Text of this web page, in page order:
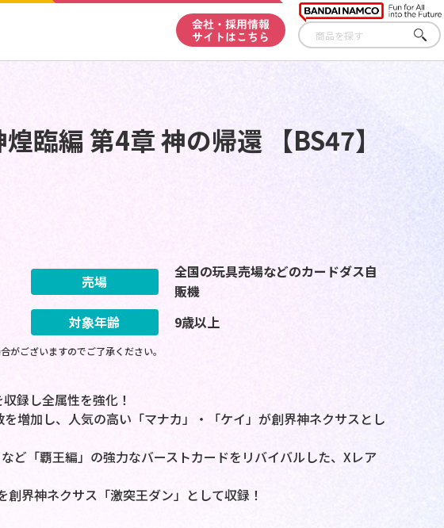
会社・採用情報
サイトはこちら
さが
す
臨編 第4章 神の帰還 【BS47】
売場
全国の玩具売場などのカードダス自
販機
対象年齢 9歳以上
ございますのでご了承ください。
録し全属性を強化！
増加し、人気の高い「マナカ」・「ケイ」が創界神ネクサスとし
ど「覇王編」の強力なバーストカードをリバイバルした、Xレア
界神ネクサス「激突王ダン」として収録！